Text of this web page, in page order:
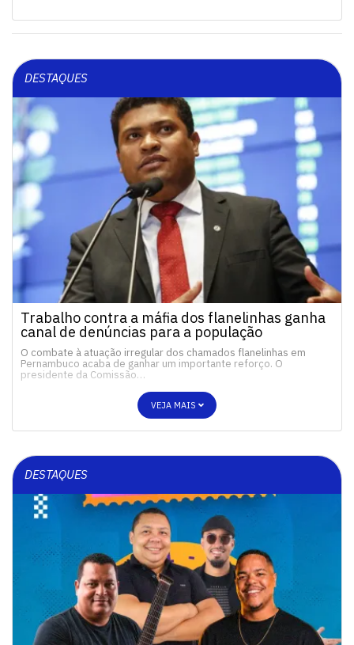
DESTAQUES
Trabalho contra a máfia dos flanelinhas ganha
canal de denúncias para a população
O combate à atuação irregular dos chamados flanelinhas em
Pernambuco acaba de ganhar um importante reforço. O
presidente da Comissão…
VEJA MAIS
DESTAQUES